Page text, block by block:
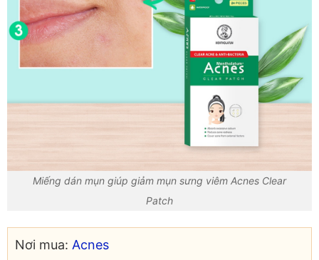
Miếng dán mụn giúp giảm mụn sưng viêm Acnes Clear
Patch
Nơi mua: Acnes